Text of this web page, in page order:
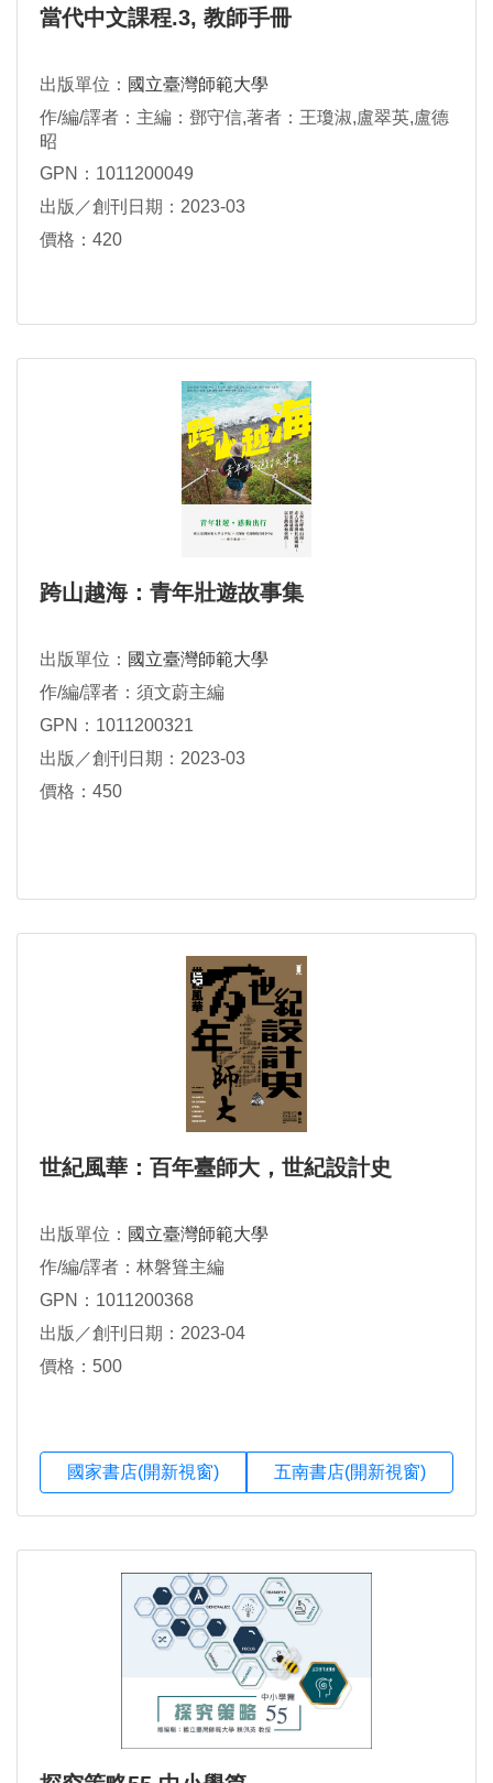
當代中文課程.3, 教師手冊
出版單位： 國立臺灣師範大學
作/編/譯者：主編：鄧守信,著者：王瓊淑,盧翠英,盧德
昭
GPN：1011200049
出版／創刊日期：2023-03
價格：420
跨山越海：青年壯遊故事集
出版單位： 國立臺灣師範大學
作/編/譯者：須文蔚主編
GPN：1011200321
出版／創刊日期：2023-03
價格：450
世紀風華：百年臺師大，世紀設計史
出版單位： 國立臺灣師範大學
作/編/譯者：林磐聳主編
GPN：1011200368
出版／創刊日期：2023-04
價格：500
國家書店(開新視窗) 五南書店(開新視窗)